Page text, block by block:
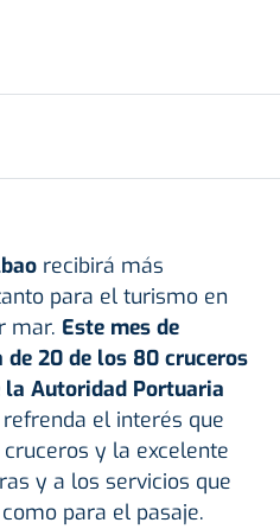
recibirá más
para el turismo en
mar. Este mes de
de 20 de los 80 cruceros
la Autoridad Portuaria
el interés que
y la excelente
y a los servicios que
para el pasaje.